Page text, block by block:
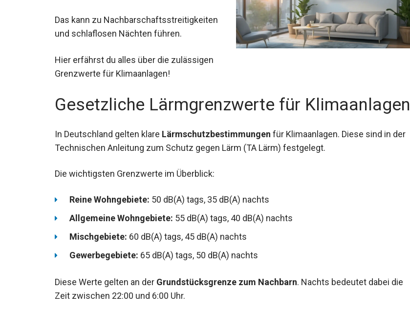
Das kann zu Nachbarschaftsstreitigkeiten
und schlaflosen Nächten führen.
Hier erfährst du alles über die zulässigen
Grenzwerte für Klimaanlagen!
Gesetzliche Lärmgrenzwerte für Klimaanlagen
In Deutschland gelten klare Lärmschutzbestimmungen für Klimaanlagen. Diese sind in der
Technischen Anleitung zum Schutz gegen Lärm (TA Lärm) festgelegt.
Die wichtigsten Grenzwerte im Überblick:
Reine Wohngebiete: 50 dB(A) tags, 35 dB(A) nachts
Allgemeine Wohngebiete: 55 dB(A) tags, 40 dB(A) nachts
Mischgebiete: 60 dB(A) tags, 45 dB(A) nachts
Gewerbegebiete: 65 dB(A) tags, 50 dB(A) nachts
Diese Werte gelten an der Grundstücksgrenze zum Nachbarn. Nachts bedeutet dabei die
Zeit zwischen 22:00 und 6:00 Uhr.